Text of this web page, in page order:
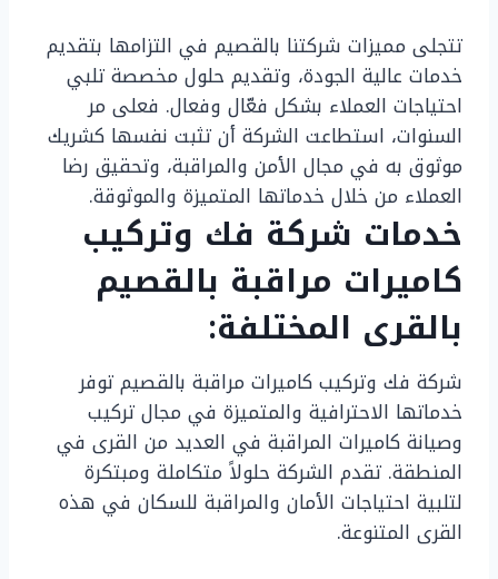
تتجلى مميزات شركتنا بالقصيم في التزامها بتقديم
خدمات عالية الجودة، وتقديم حلول مخصصة تلبي
احتياجات العملاء بشكل فعّال وفعال. فعلى مر
السنوات، استطاعت الشركة أن تثبت نفسها كشريك
موثوق به في مجال الأمن والمراقبة، وتحقيق رضا
العملاء من خلال خدماتها المتميزة والموثوقة.
خدمات شركة فك وتركيب
كاميرات مراقبة بالقصيم
بالقرى المختلفة:
شركة فك وتركيب كاميرات مراقبة بالقصيم توفر
خدماتها الاحترافية والمتميزة في مجال تركيب
وصيانة كاميرات المراقبة في العديد من القرى في
المنطقة. تقدم الشركة حلولاً متكاملة ومبتكرة
لتلبية احتياجات الأمان والمراقبة للسكان في هذه
القرى المتنوعة.